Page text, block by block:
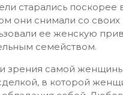
старались
они снимали со
ее женскую
семейством.
зрения самой
в которой